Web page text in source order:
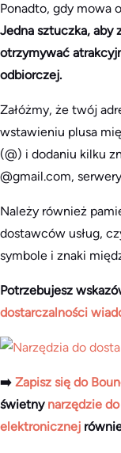
Ponadto, gdy mowa
Jedna sztuczka, aby
otrzymywać
odbiorczej.
Załóżmy, że twój
wstawieniu plusa
(@) i dodaniu kilku
@gmail.com,
Należy również
dostawców usług,
symbole i znaki
Potrzebujesz
dostarczalności
➡️ Zapisz się do
świetny narzędzie
elektronicznej